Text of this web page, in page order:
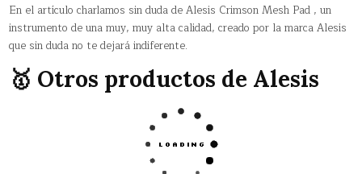
En el artículo charlamos sin duda de Alesis Crimson Mesh Pad , un
instrumento de una muy, muy alta calidad, creado por la marca Alesis
que sin duda no te dejará indiferente.
🥇 Otros productos de Alesis